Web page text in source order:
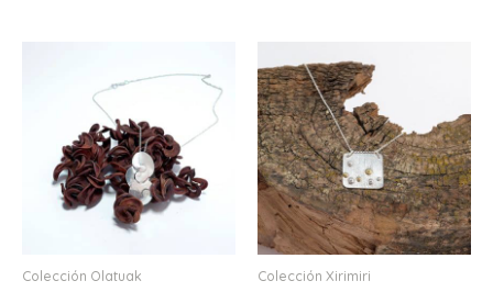
Colección Olatuak Colección Xirimiri